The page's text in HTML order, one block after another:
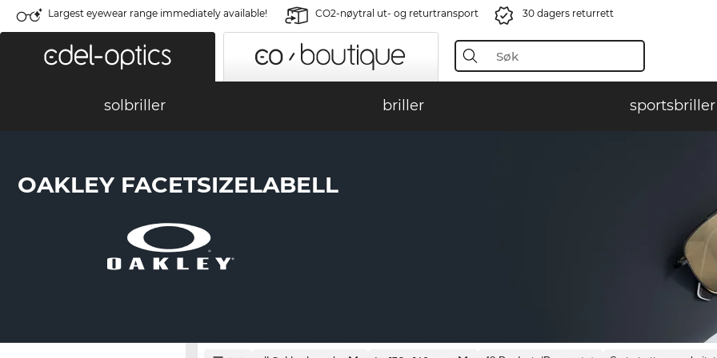
Largest eyewear range immediately available! CO2-nøytral ut- og returtransport 30 dagers returrett
solbriller briller sportsbriller
OAKLEY FACETSIZELABELL